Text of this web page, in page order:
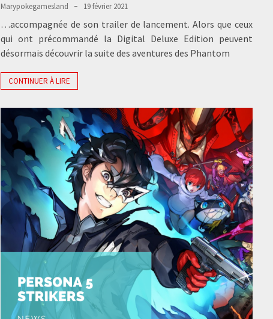
Marypokegamesland 19 février 2021
…accompagnée de son trailer de lancement. Alors que ceux
qui ont précommandé la Digital Deluxe Edition peuvent
désormais découvrir la suite des aventures des Phantom
CONTINUER À LIRE